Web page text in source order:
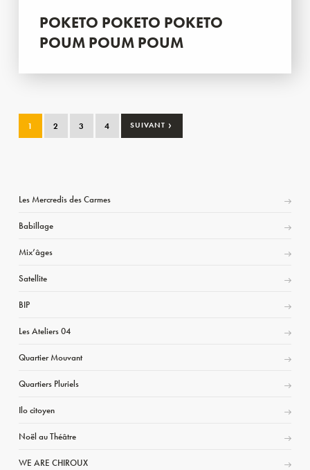
POKETO POKETO POKETO
POUM POUM POUM
1 2 3 4 SUIVANT ›
Les Mercredis des Carmes
Babillage
Mix’âges
Satellite
BIP
Les Ateliers 04
Quartier Mouvant
Quartiers Pluriels
Ilo citoyen
Noël au Théâtre
WE ARE CHIROUX